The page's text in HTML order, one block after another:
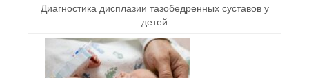
Диагностика дисплазии тазобедренных суставов у
детей